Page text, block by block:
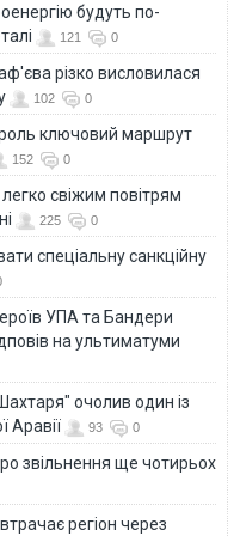
будуть по-
121 0
різко висловилася
102 0
ключовий маршрут
152 0
свіжим повітрям
225 0
спеціальну санкційну
УПА та Бандери
на ультиматуми
очолив один із
Аравії
93 0
звільнення ще чотирьох
регіон через